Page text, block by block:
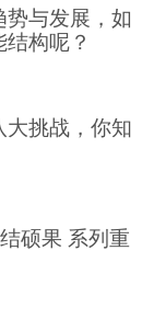
与发展，如
构呢？
挑战，你知
硕果 系列重